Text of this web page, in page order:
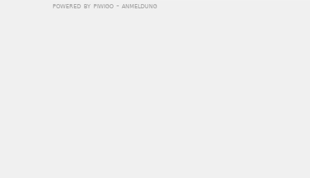
powered by piwigo- anmeldung